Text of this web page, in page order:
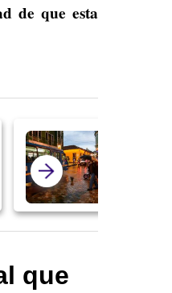
de que esta
que